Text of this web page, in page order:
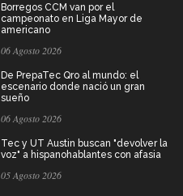
Borregos CCM van por el
campeonato en Liga Mayor de
americano
06 Agosto 2026
De PrepaTec Qro al mundo: el
escenario donde nació un gran
sueño
06 Agosto 2026
Tec y UT Austin buscan "devolver la
voz" a hispanohablantes con afasia
05 Agosto 2026